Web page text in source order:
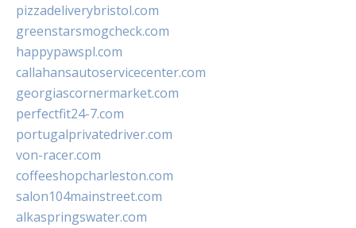
pizzadeliverybristol.com
greenstarsmogcheck.com
happypawspl.com
callahansautoservicecenter.com
georgiascornermarket.com
perfectfit24-7.com
portugalprivatedriver.com
von-racer.com
coffeeshopcharleston.com
salon104mainstreet.com
alkaspringswater.com